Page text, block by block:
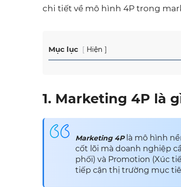
chi tiết về mô hình 4P trong
Mục lục Hiện
1. Marketing 4P là
Marketing 4Plà mô hình
cốt lõi mà doanh nghiệp
phối) và Promotion (Xúc
tiếp cận thị trường mục